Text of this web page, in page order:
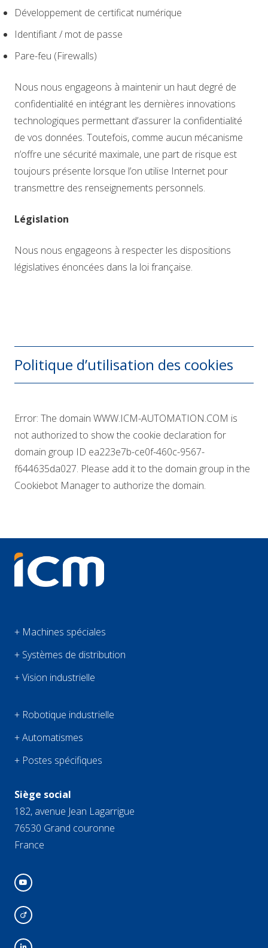
Développement de certificat numérique
Identifiant / mot de passe
Pare-feu (Firewalls)
Nous nous engageons à maintenir un haut degré de
confidentialité en intégrant les dernières innovations
technologiques permettant d’assurer la confidentialité
de vos données. Toutefois, comme aucun mécanisme
n’offre une sécurité maximale, une part de risque est
toujours présente lorsque l’on utilise Internet pour
transmettre des renseignements personnels.
Législation
Nous nous engageons à respecter les dispositions
législatives énoncées dans la loi française.
Politique d’utilisation des cookies
Error: The domain WWW.ICM-AUTOMATION.COM is
not authorized to show the cookie declaration for
domain group ID ea223e7b-ce0f-460c-9567-
f644635da027. Please add it to the domain group in the
Cookiebot Manager to authorize the domain.
+ Machines spéciales
+ Systèmes de distribution
+ Vision industrielle
+ Robotique industrielle
+ Automatismes
+ Postes spécifiques
Siège social
182, avenue Jean Lagarrigue
76530 Grand couronne
France